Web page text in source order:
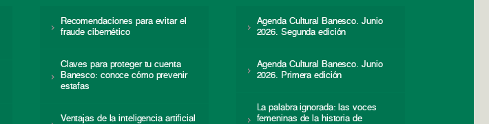
Recomendaciones para evitar el
fraude cibernético
Claves para proteger tu cuenta
Banesco: conoce cómo prevenir
estafas
Ventajas de la inteligencia artificial
Agenda Cultural Banesco. Junio
2026. Segunda edición
Agenda Cultural Banesco. Junio
2026. Primera edición
La palabra ignorada: las voces
femeninas de la historia de